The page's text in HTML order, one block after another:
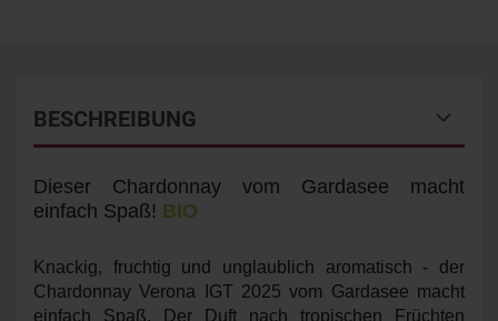
BESCHREIBUNG
Dieser Chardonnay vom Gardasee macht
einfach Spaß! BIO
Knackig, fruchtig und unglaublich aromatisch - der
Chardonnay Verona IGT 2025 vom Gardasee macht
einfach Spaß. Der Duft nach tropischen Früchten